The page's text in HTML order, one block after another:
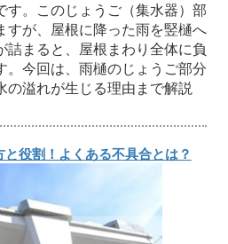
す。このじょうご（集水器）部
すが、屋根に降った雨を竪樋へ
詰まると、屋根まわり全体に負
。今回は、雨樋のじょうご部分
の溢れが生じる理由まで解説
と役割！よくある不具合とは？